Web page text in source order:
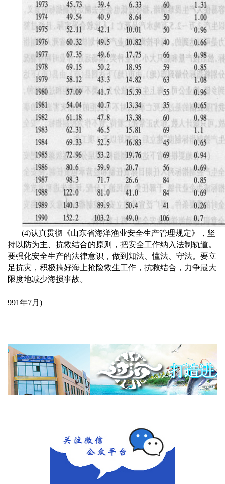
(4)认真贯彻《山东省海洋渔业安全生产管理规定》，坚
持以防为主、抗救结合的原则，把安全工作纳入法制轨道。
要强化安全生产的法律意识，做到知法、懂法、守法。要立
足抗灾，积极搞好海上抢险救生工作，抗救结合，力争最大
限度地减少海损事故。
991年7月 )